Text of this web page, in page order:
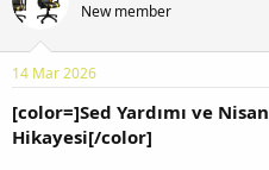
b
a
ş
l
a
a
ç
t
a
New member
14 Mar 2026
[color=]Sed Yardımı ve
Hikayesi[/color]